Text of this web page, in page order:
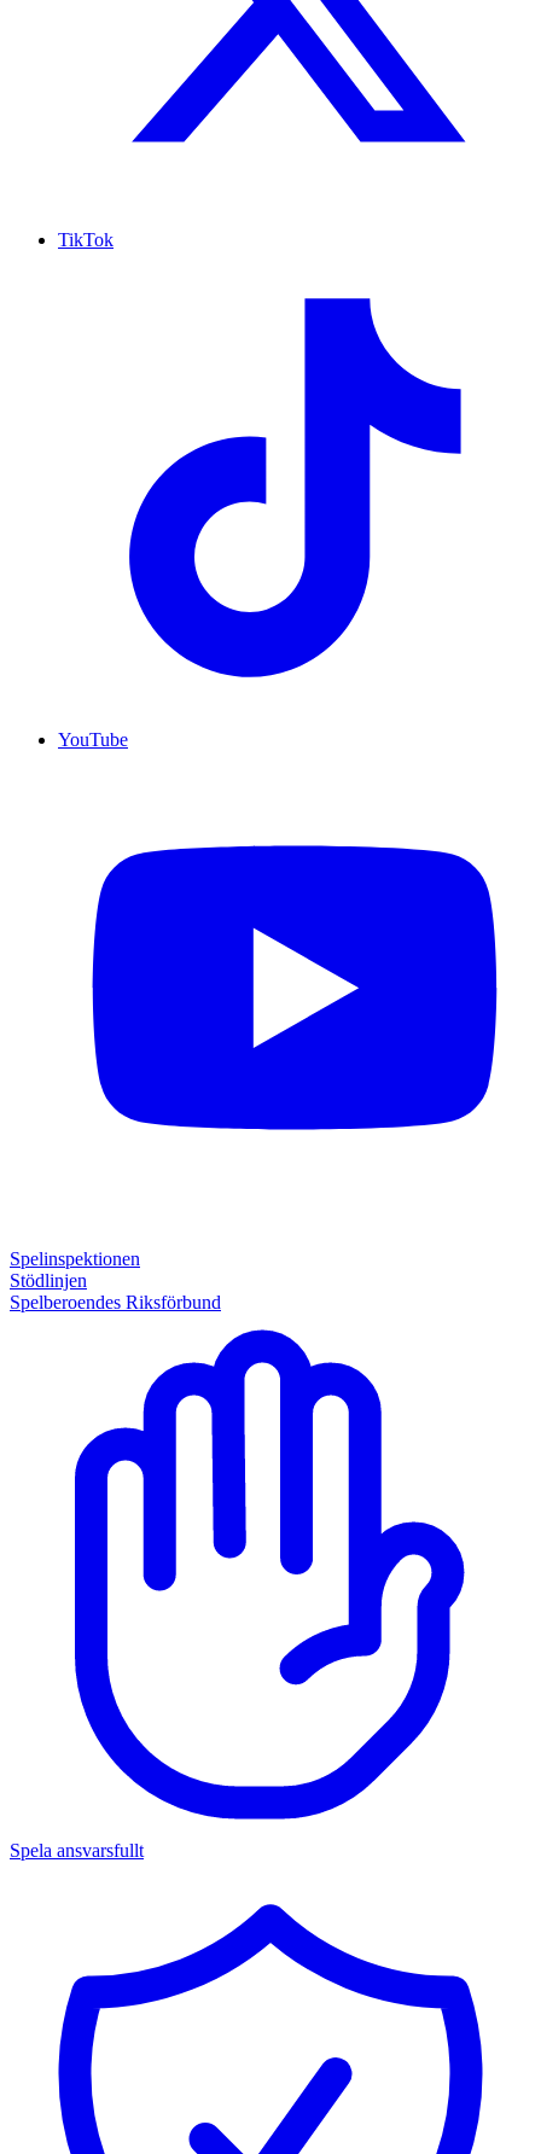
TikTok
YouTube
Spelinspektionen
Stödlinjen
Spelberoendes Riksförbund
Spela ansvarsfullt